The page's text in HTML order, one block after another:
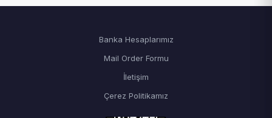
Banka Hesaplarımız
Mail Order Formu
İletişim
Çerez Politikamız